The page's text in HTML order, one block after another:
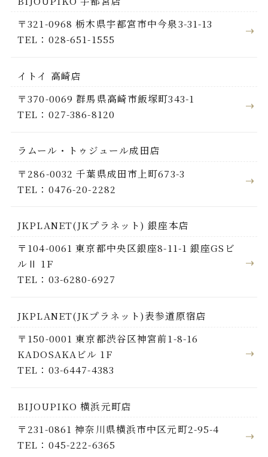
〒321-0968 栃木県宇都宮市中今泉3-31-13
TEL：028-651-1555
イトイ 高崎店
〒370-0069 群馬県高崎市飯塚町343-1
TEL：027-386-8120
ラムール・トゥジュール成田店
〒286-0032 千葉県成田市上町673-3
TEL：0476-20-2282
JKPLANET(JKプラネット) 銀座本店
〒104-0061 東京都中央区銀座8-11-1 銀座GSビ
ルⅡ 1F
TEL：03-6280-6927
JKPLANET(JKプラネット)表参道原宿店
〒150-0001 東京都渋谷区神宮前1-8-16
KADOSAKAビル 1F
TEL：03-6447-4383
BIJOUPIKO 横浜元町店
〒231-0861 神奈川県横浜市中区元町2-95-4
TEL：045-222-6365